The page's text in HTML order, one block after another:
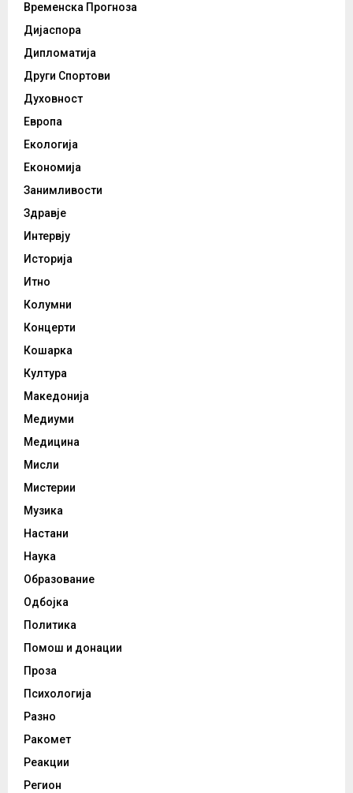
Временска Прогноза
Дијаспора
Дипломатија
Други Спортови
Духовност
Европа
Екологија
Економија
Занимливости
Здравје
Интервју
Историја
Итно
Колумни
Концерти
Кошарка
Култура
Македонија
Медиуми
Медицина
Мисли
Мистерии
Музика
Настани
Наука
Образование
Одбојка
Политика
Помош и донации
Проза
Психологија
Разно
Ракомет
Реакции
Регион